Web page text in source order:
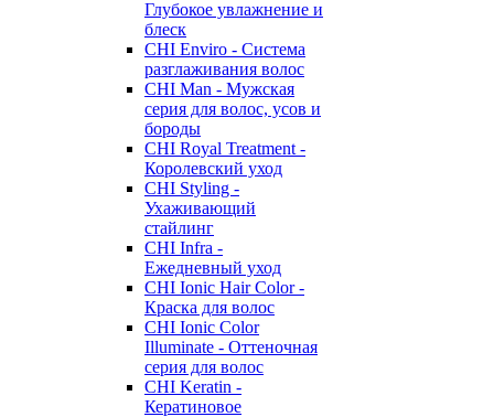
Глубокое увлажнение и
блеск
CHI Enviro - Система
разглаживания волос
CHI Man - Мужская
серия для волос, усов и
бороды
CHI Royal Treatment -
Королевский уход
CHI Styling -
Ухаживающий
стайлинг
CHI Infra -
Ежедневный уход
CHI Ionic Hair Color -
Краска для волос
CHI Ionic Color
Illuminate - Оттеночная
серия для волос
CHI Keratin -
Кератиновое